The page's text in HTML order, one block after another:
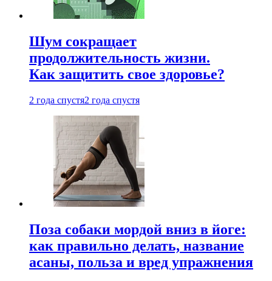
Шум сокращает
продолжительность жизни.
Как защитить свое здоровье?
2 года спустя2 года спустя
Поза собаки мордой вниз в йоге:
как правильно делать, название
асаны, польза и вред упражнения